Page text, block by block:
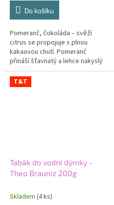
Do košíku
Pomeranč, čokoláda – svěží
citrus se propojuje s plnou
kakaovou chutí. Pomeranč
přináší šťavnatý a lehce nakyslý
úvod. Čokoláda směs zjemňuje
a zaobluje. Střední síla
nechává...
T&T
Tabák do vodní dýmky -
Theo Brauniz 200g
Skladem (4 ks)